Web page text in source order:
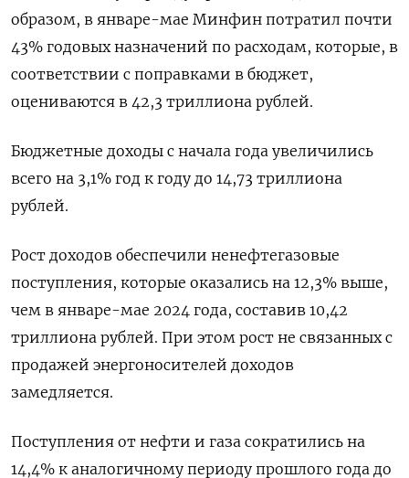
образом, в январе-мае Минфин потратил почти
43% годовых назначений по расходам, которые, в
соответствии с поправками в бюджет,
оцениваются в 42,3 триллиона рублей.
Бюджетные доходы с начала года увеличились
всего на 3,1% год к году до 14,73 триллиона
рублей.
Рост доходов обеспечили ненефтегазовые
поступления, которые оказались на 12,3% выше,
чем в январе-мае 2024 года, составив 10,42
триллиона рублей. При этом рост не связанных с
продажей энергоносителей доходов
замедляется.
Поступления от нефти и газа сократились на
14,4% к аналогичному периоду прошлого года до